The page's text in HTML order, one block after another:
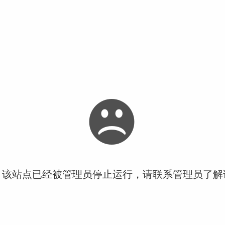
站点已经被管理员停止运行，请联系管理员了